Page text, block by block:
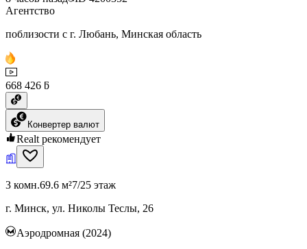
Агентство
поблизости с г. Любань, Минская область
668 426 ƃ
Конвертер валют
Realt рекомендует
3 комн.69.6 м²7/25 этаж
г. Минск, ул. Николы Теслы, 26
Аэродромная (2024)